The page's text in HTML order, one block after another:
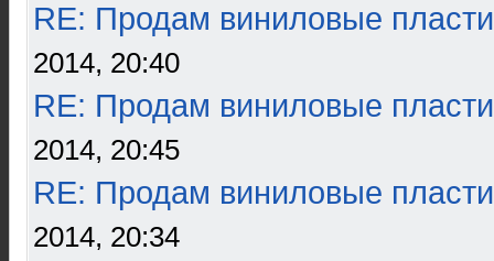
RE: Продам виниловые
2014, 20:40
RE: Продам виниловые
2014, 20:45
RE: Продам виниловые
2014, 20:34